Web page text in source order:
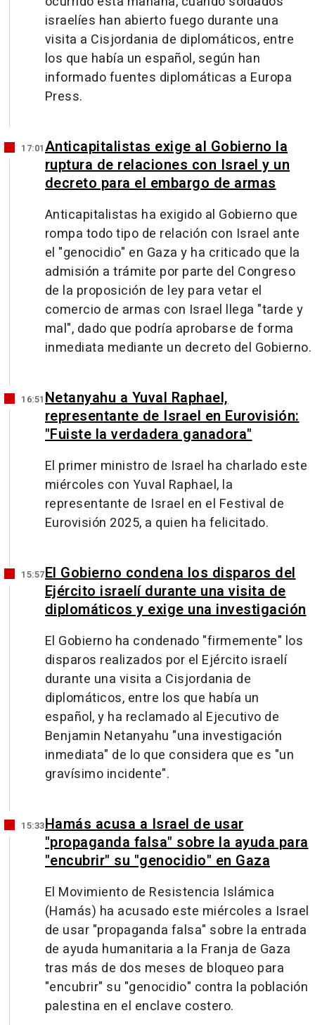
israelíes han abierto fuego durante una
visita a Cisjordania de diplomáticos, entre
los que había un español, según han
informado fuentes diplomáticas a Europa
Press.
17:01Anticapitalistas exige al Gobierno la
ruptura de relaciones con Israel y un
decreto para el embargo de armas
Anticapitalistas ha exigido al Gobierno que
rompa todo tipo de relación con Israel ante
el "genocidio" en Gaza y ha criticado que la
admisión a trámite por parte del Congreso
de la proposición de ley para vetar el
comercio de armas con Israel llega "tarde y
mal", dado que podría aprobarse de forma
inmediata mediante un decreto del Gobierno.
16:51Netanyahu a Yuval Raphael,
representante de Israel en Eurovisión:
"Fuiste la verdadera ganadora"
El primer ministro de Israel ha charlado este
miércoles con Yuval Raphael, la
representante de Israel en el Festival de
Eurovisión 2025, a quien ha felicitado.
15:57El Gobierno condena los disparos del
Ejército israelí durante una visita de
diplomáticos y exige una investigación
El Gobierno ha condenado "firmemente" los
disparos realizados por el Ejército israelí
durante una visita a Cisjordania de
diplomáticos, entre los que había un
español, y ha reclamado al Ejecutivo de
Benjamin Netanyahu "una investigación
inmediata" de lo que considera que es "un
gravísimo incidente".
15:33Hamás acusa a Israel de usar
"propaganda falsa" sobre la ayuda para
"encubrir" su "genocidio" en Gaza
El Movimiento de Resistencia Islámica
(Hamás) ha acusado este miércoles a Israel
de usar "propaganda falsa" sobre la entrada
de ayuda humanitaria a la Franja de Gaza
tras más de dos meses de bloqueo para
"encubrir" su "genocidio" contra la población
palestina en el enclave costero.